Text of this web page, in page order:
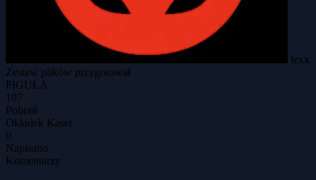
lexx
Zestaw plików przygotował
PIGUŁA
107
Pobrań
Okładek Kaset
0
Napisano
Komentarzy